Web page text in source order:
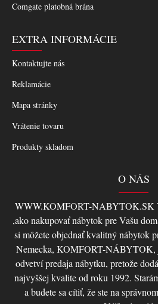
Comgate platobná brána
EXTRA INFORMÁCIE
Kontaktujte nás
Reklamácie
Mapa stránky
Vrátenie tovaru
Produkty skladom
O NÁS
WWW.KOMFORT-NABYTOK.SK
,ako nakupovať nábytok pre Vašu
si môžete objednať kvalitný nábytok
Nemecka, KOMFORT-NÁBYTOK,
odvetví predaja nábytku, pretože
najvyššej kvalite od roku 1992.
a budete sa cítiť, že ste na